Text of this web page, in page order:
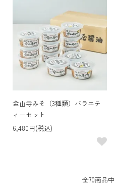
金山寺みそ（3種類）バラエテ
ィーセット
6,480円(税込)
全70商品中